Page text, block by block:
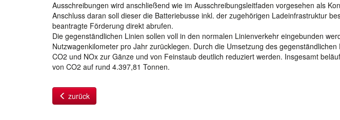
Ausschreibungen wird anschließend wie im Ausschreibungsleitfaden vorgesehen als
Anschluss daran soll dieser die Batteriebusse inkl. der zugehörigen Ladeinfrastruktur
beantragte Förderung direkt abrufen.
Die gegenständlichen Linien sollen voll in den normalen Linienverkehr eingebunden
Nutzwagenkilometer pro Jahr zurücklegen. Durch die Umsetzung des
CO2 und NOx zur Gänze und von Feinstaub deutlich reduziert werden. Insgesamt
von CO2 auf rund 4.397,81 Tonnen.
zurück